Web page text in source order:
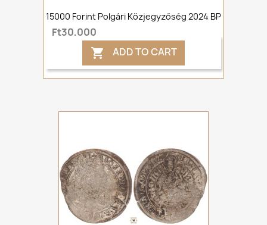
15000 Forint Polgári Közjegyzőség 2024 BP
Ft30,000
 ADD TO CART